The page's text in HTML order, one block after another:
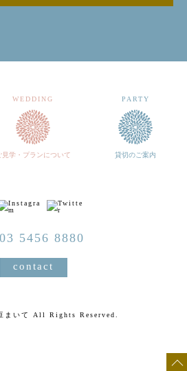
WEDDING
見学・プランについて
PARTY
貸切のご案内
5456 8880
contact
まいて All Rights Reserved.